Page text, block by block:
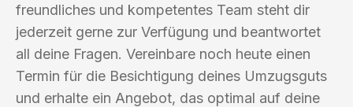
freundliches und kompetentes Team steht dir
jederzeit gerne zur Verfügung und beantwortet
all deine Fragen. Vereinbare noch heute einen
Termin für die Besichtigung deines Umzugsguts
und erhalte ein Angebot, das optimal auf deine